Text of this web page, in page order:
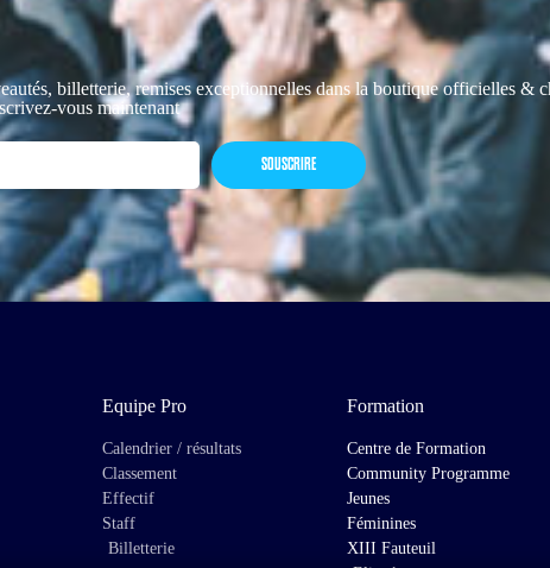
billetterie, remises exceptionnelles dans la boutique officielles &
vous maintenant
SOUSCRIRE
Equipe Pro
Calendrier / résultats
Classement
Effectif
Staff
Billetterie
Formation
Centre de Formation
Community Programme
Jeunes
Féminines
XIII Fauteuil